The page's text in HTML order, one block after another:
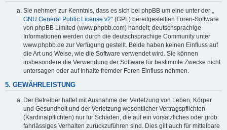
Sie nehmen zur Kenntnis, dass es sich bei phpBB um eine unter der „
GNU General Public License v2“ (GPL) bereitgestellten Foren-Software
von phpBB Limited (www.phpbb.com) handelt; deutschsprachige
Informationen werden durch die deutschsprachige Community unter
www.phpbb.de zur Verfügung gestellt. Beide haben keinen Einfluss auf
die Art und Weise, wie die Software verwendet wird. Sie können
insbesondere die Verwendung der Software für bestimmte Zwecke nicht
untersagen oder auf Inhalte fremder Foren Einfluss nehmen.
5. GEWÄHRLEISTUNG
Der Betreiber haftet mit Ausnahme der Verletzung von Leben, Körper
und Gesundheit und der Verletzung wesentlicher Vertragspflichten
(Kardinalpflichten) nur für Schäden, die auf ein vorsätzliches oder grob
fahrlässiges Verhalten zurückzuführen sind. Dies gilt auch für mittelbare